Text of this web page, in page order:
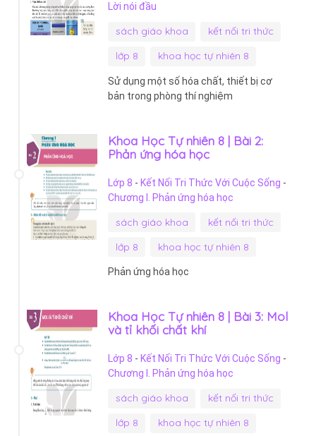
Lời nói đầu
sách giáo khoa
kết nối tri thức
lớp 8
khoa học tự nhiên 8
Sử dụng một số hóa chất, thiết bị cơ
bản trong phòng thí nghiệm
Khoa Học Tự nhiên 8 | Bài 2:
Phản ứng hóa học
Lớp 8 - Kết Nối Tri Thức Với Cuộc Sống -
Chương I. Phản ứng hóa học
sách giáo khoa
kết nối tri thức
lớp 8
khoa học tự nhiên 8
Phản ứng hóa học
Khoa Học Tự nhiên 8 | Bài 3: Mol
và tỉ khối chất khí
Lớp 8 - Kết Nối Tri Thức Với Cuộc Sống -
Chương I. Phản ứng hóa học
sách giáo khoa
kết nối tri thức
lớp 8
khoa học tự nhiên 8